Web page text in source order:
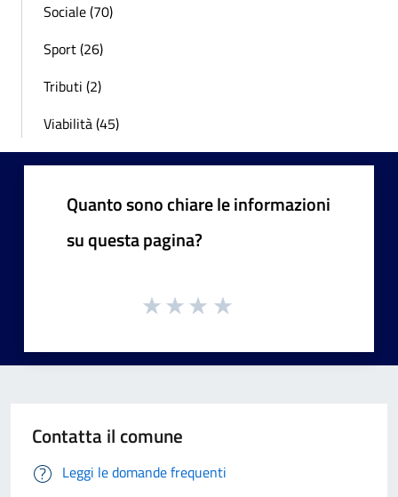
Sociale (70)
Sport (26)
Tributi (2)
Viabilità (45)
Quanto sono chiare le informazioni
su questa pagina?
Contatta il comune
Leggi le domande frequenti